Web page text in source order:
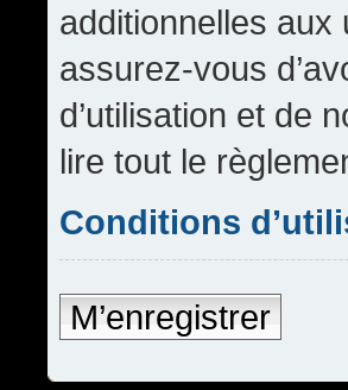
additionnelles aux
assurez-vous
d’utilisation et de
lire tout le
Conditions
M’enregistrer